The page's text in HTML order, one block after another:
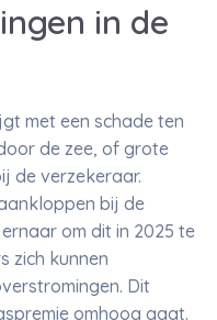
in de
met een schade ten
de zee, of grote
de verzekeraar.
bij de
om dit in 2025 te
zich kunnen
Dit
omhoog gaat.